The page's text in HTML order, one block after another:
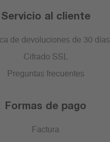
Servicio al cliente
de devoluciones de 30 días
Cifrado SSL
Preguntas frecuentes
Formas de pago
Factura